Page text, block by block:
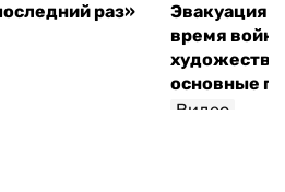
раз»
Эвакуация
время
основные
Видео